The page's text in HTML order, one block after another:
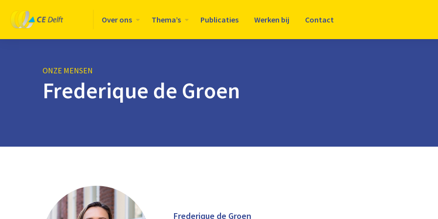
Logo
CE
Delft
Over ons Thema’s Publicaties Werken bij Contact
ONZE MENSEN
Frederique de Groen
Frederique de Groen